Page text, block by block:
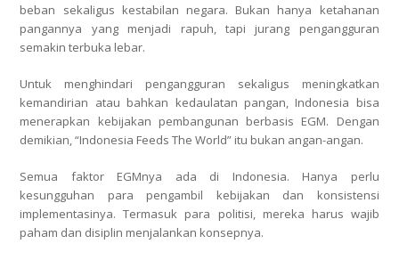
beban sekaligus kestabilan negara. Bukan hanya ketahanan
pangannya yang menjadi rapuh, tapi jurang pengangguran
semakin terbuka lebar.
Untuk menghindari pengangguran sekaligus meningkatkan
kemandirian atau bahkan kedaulatan pangan, Indonesia bisa
menerapkan kebijakan pembangunan berbasis EGM. Dengan
demikian, “Indonesia Feeds The World” itu bukan angan-angan.
Semua faktor EGMnya ada di Indonesia. Hanya perlu
kesungguhan para pengambil kebijakan dan konsistensi
implementasinya. Termasuk para politisi, mereka harus wajib
paham dan disiplin menjalankan konsepnya.